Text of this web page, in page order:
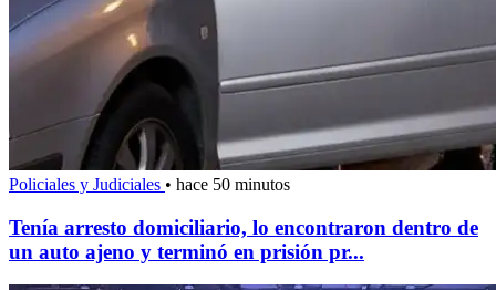
Policiales y Judiciales • hace 50 minutos
Tenía arresto domiciliario, lo encontraron dentro de
un auto ajeno y terminó en prisión pr...